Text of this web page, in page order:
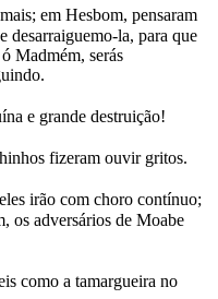
em Hesbom, pensaram
desarraiguemo-la, para que
Madmém, serás
e grande destruição!
fizeram ouvir gritos.
irão com choro contínuo;
os adversários de Moabe
como a tamargueira no